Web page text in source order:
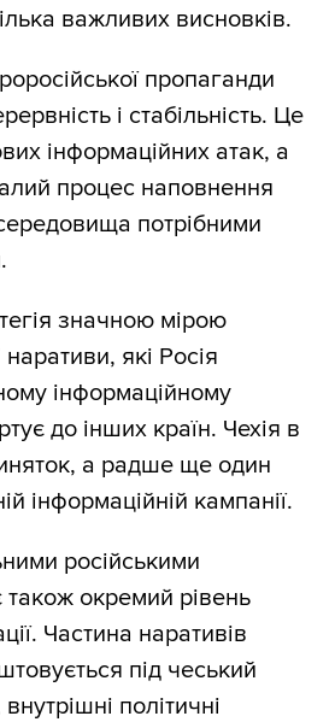
маніпуляції та
щонайменше 100
теми. Загалом ми
публікацію.
розбили на абзаци і
за допомогою моделі
BERTopic із
sentence
кластеризації
українською за
Кожному кластеру
меседж).
України і
з аналізу. Загалом
у семи тематичних
важливих висновків.
пропаганди
і стабільність. Це
інформаційних атак, а
процес наповнення
потрібними
значною мірою
наративи, які Росія
інформаційному
до інших країн. Чехія в
а радше ще один
інформаційній кампанії.
російськими
окремий рівень
Частина наративів
під чеський
політичні